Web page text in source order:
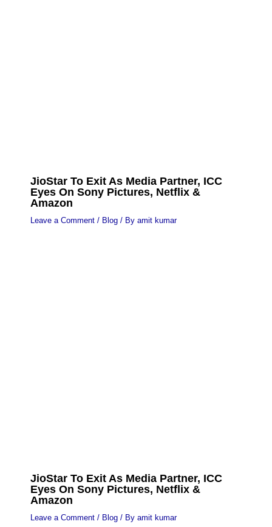
JioStar To Exit As Media Partner, ICC
Eyes On Sony Pictures, Netflix &
Amazon
Leave a Comment / Blog/ By amit kumar
JioStar To Exit As Media Partner, ICC
Eyes On Sony Pictures, Netflix &
Amazon
Leave a Comment / Blog/ By amit kumar